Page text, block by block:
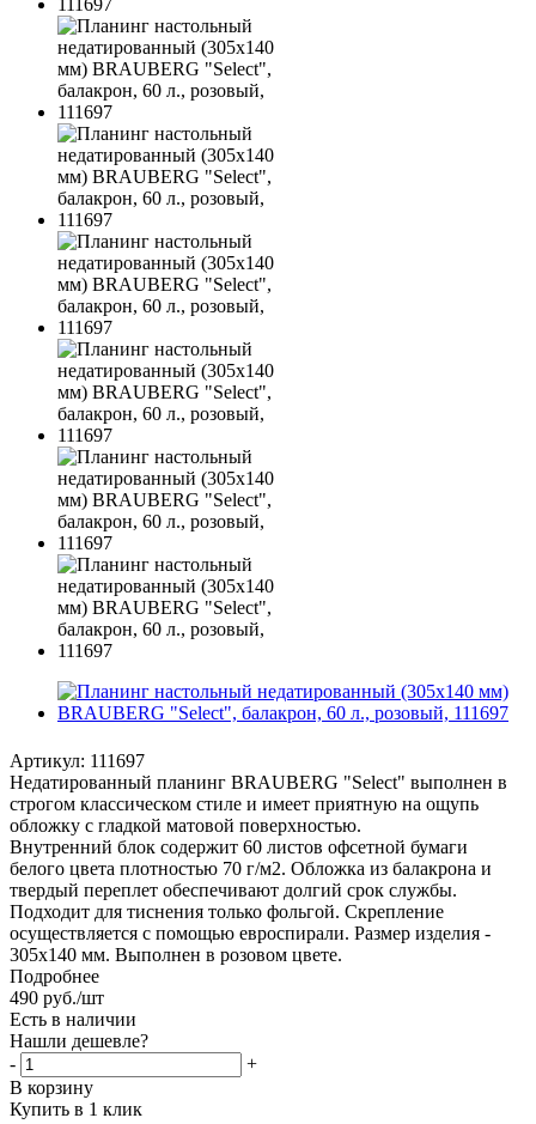
Артикул: 111697
Недатированный планинг BRAUBERG "Select" выполнен в
строгом классическом стиле и имеет приятную на ощупь
обложку с гладкой матовой поверхностью.
Внутренний блок содержит 60 листов офсетной бумаги
белого цвета плотностью 70 г/м2. Обложка из балакрона и
твердый переплет обеспечивают долгий срок службы.
Подходит для тиснения только фольгой. Скрепление
осуществляется с помощью евроспирали. Размер изделия -
305х140 мм. Выполнен в розовом цвете.
Подробнее
490 руб./шт
Есть в наличии
Нашли дешевле?
-
+
В корзину
Купить в 1 клик